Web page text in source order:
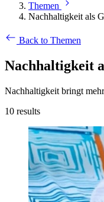
Themen
Nachhaltigkeit als
Back to Themen
Nachhaltigkeit
Nachhaltigkeit bringt
10 results